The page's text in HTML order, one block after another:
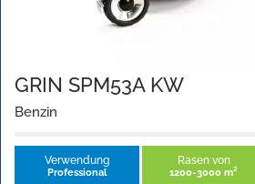
GRIN SPM53A KW
Benzin
Verwendung
Professional
Rasen von
1200-3000 m²